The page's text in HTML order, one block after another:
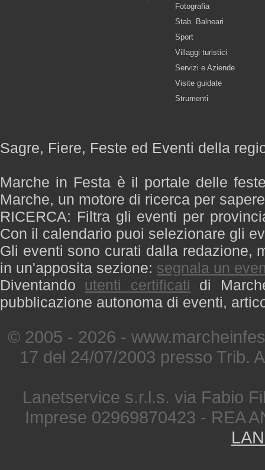
Fotografia
Stab. Balneari
Sport
Villaggi turistici
Servizi e Aziende
Visite guidate
Strumenti
Sagre, Fiere, Feste ed Eventi della
Marche in Festa è il portale delle
Marche, un motore di ricerca per
RICERCA: Filtra gli eventi per
Con il calendario puoi selezionare gli
Gli eventi sono curati dalla redazione,
in un'apposita sezione: segnala un
Diventando utenti certificati di
pubblicazione autonoma di eventi,
© 2005 - 2026 -
17 del 24/07/2003 presso Trib.
Lanetservice s.r.l.s. via Fabio
Imprese 02969870423 - REA